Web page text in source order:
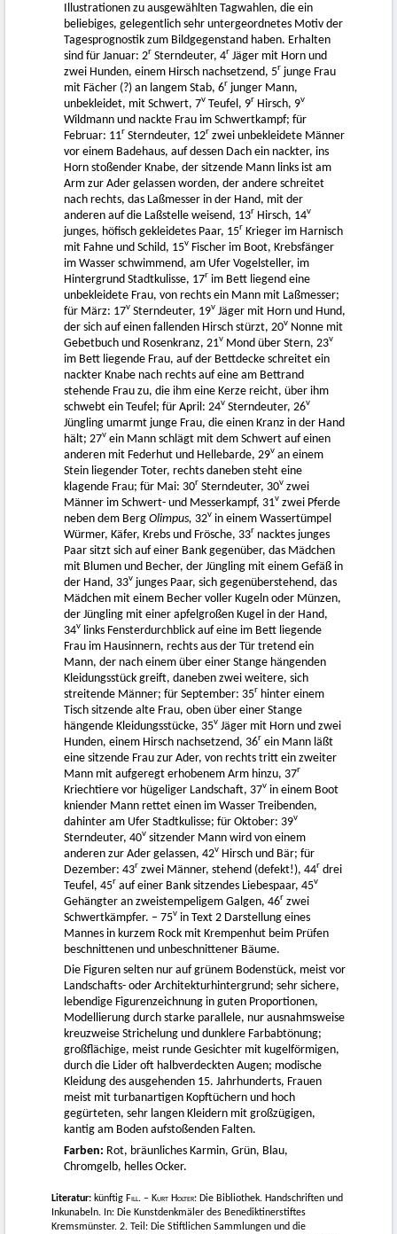
Illustrationen zu ausgewählten Tagwahlen, die ein
beliebiges, gelegentlich sehr untergeordnetes Motiv der
Tagesprognostik zum Bildgegenstand haben. Erhalten
sind für Januar: 2r Sterndeuter, 4r Jäger mit Horn und
zwei Hunden, einem Hirsch nachsetzend, 5r junge Frau
mit Fächer (?) an langem Stab, 6r junger Mann,
unbekleidet, mit Schwert, 7v Teufel, 9r Hirsch, 9v
Wildmann und nackte Frau im Schwertkampf; für
Februar: 11r Sterndeuter, 12r zwei unbekleidete Männer
vor einem Badehaus, auf dessen Dach ein nackter, ins
Horn stoßender Knabe, der sitzende Mann links ist am
Arm zur Ader gelassen worden, der andere schreitet
nach rechts, das Laßmesser in der Hand, mit der
anderen auf die Laßstelle weisend, 13r Hirsch, 14v
junges, höfisch gekleidetes Paar, 15r Krieger im Harnisch
mit Fahne und Schild, 15v Fischer im Boot, Krebsfänger
im Wasser schwimmend, am Ufer Vogelsteller, im
Hintergrund Stadtkulisse, 17r im Bett liegend eine
unbekleidete Frau, von rechts ein Mann mit Laßmesser;
für März: 17v Sterndeuter, 19v Jäger mit Horn und Hund,
der sich auf einen fallenden Hirsch stürzt, 20v Nonne mit
Gebetbuch und Rosenkranz, 21v Mond über Stern, 23v
im Bett liegende Frau, auf der Bettdecke schreitet ein
nackter Knabe nach rechts auf eine am Bettrand
stehende Frau zu, die ihm eine Kerze reicht, über ihm
schwebt ein Teufel; für April: 24v Sterndeuter, 26v
Jüngling umarmt junge Frau, die einen Kranz in der Hand
hält; 27v ein Mann schlägt mit dem Schwert auf einen
anderen mit Federhut und Hellebarde, 29v an einem
Stein liegender Toter, rechts daneben steht eine
klagende Frau; für Mai: 30r Sterndeuter, 30v zwei
Männer im Schwert- und Messerkampf, 31v zwei Pferde
neben dem Berg Olimpus, 32v in einem Wassertümpel
Würmer, Käfer, Krebs und Frösche, 33r nacktes junges
Paar sitzt sich auf einer Bank gegenüber, das Mädchen
mit Blumen und Becher, der Jüngling mit einem Gefäß in
der Hand, 33v junges Paar, sich gegenüberstehend, das
Mädchen mit einem Becher voller Kugeln oder Münzen,
der Jüngling mit einer apfelgroßen Kugel in der Hand,
34v links Fensterdurchblick auf eine im Bett liegende
Frau im Hausinnern, rechts aus der Tür tretend ein
Mann, der nach einem über einer Stange hängenden
Kleidungsstück greift, daneben zwei weitere, sich
streitende Männer; für September: 35r hinter einem
Tisch sitzende alte Frau, oben über einer Stange
hängende Kleidungsstücke, 35v Jäger mit Horn und zwei
Hunden, einem Hirsch nachsetzend, 36r ein Mann läßt
eine sitzende Frau zur Ader, von rechts tritt ein zweiter
Mann mit aufgeregt erhobenem Arm hinzu, 37r
Kriechtiere vor hügeliger Landschaft, 37v in einem Boot
kniender Mann rettet einen im Wasser Treibenden,
dahinter am Ufer Stadtkulisse; für Oktober: 39v
Sterndeuter, 40v sitzender Mann wird von einem
anderen zur Ader gelassen, 42v Hirsch und Bär; für
Dezember: 43r zwei Männer, stehend (defekt!), 44r drei
Teufel, 45r auf einer Bank sitzendes Liebespaar, 45v
Gehängter an zweistempeligem Galgen, 46r zwei
Schwertkämpfer. – 75v in Text 2 Darstellung eines
Mannes in kurzem Rock mit Krempenhut beim Prüfen
beschnittenen und unbeschnittener Bäume.
Die Figuren selten nur auf grünem Bodenstück, meist vor
Landschafts- oder Architekturhintergrund; sehr sichere,
lebendige Figurenzeichnung in guten Proportionen,
Modellierung durch starke parallele, nur ausnahmsweise
kreuzweise Strichelung und dunklere Farbabtönung;
großflächige, meist runde Gesichter mit kugelförmigen,
durch die Lider oft halbverdeckten Augen; modische
Kleidung des ausgehenden 15. Jahrhunderts, Frauen
meist mit turbanartigen Kopftüchern und hoch
gegürteten, sehr langen Kleidern mit großzügigen,
kantig am Boden aufstoßenden Falten.
Farben: Rot, bräunliches Karmin, Grün, Blau,
Chromgelb, helles Ocker.
Literatur: künftig Fill. – Kurt Holter: Die Bibliothek. Handschriften und
Inkunabeln. In: Die Kunstdenkmäler des Benediktinerstiftes
Kremsmünster. 2. Teil: Die Stiftlichen Sammlungen und die